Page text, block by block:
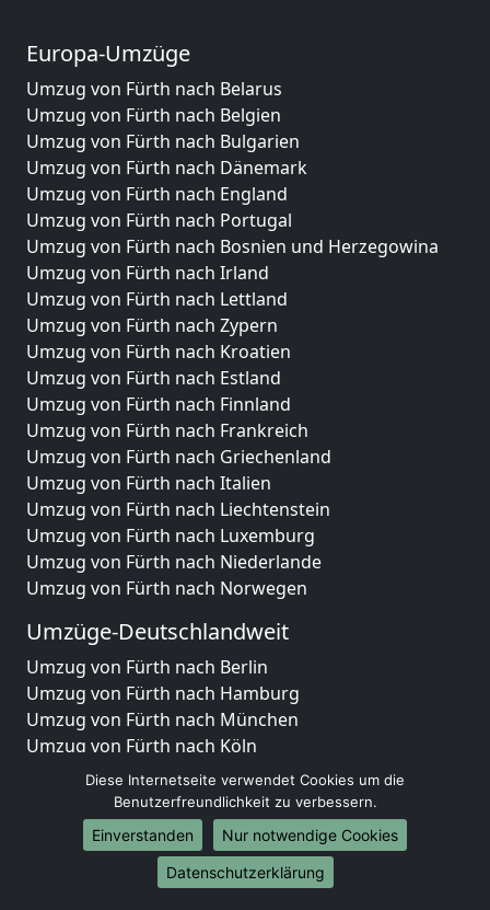
Europa-Umzüge
Umzug von Fürth nach Belarus
Umzug von Fürth nach Belgien
Umzug von Fürth nach Bulgarien
Umzug von Fürth nach Dänemark
Umzug von Fürth nach England
Umzug von Fürth nach Portugal
Umzug von Fürth nach Bosnien und Herzegowina
Umzug von Fürth nach Irland
Umzug von Fürth nach Lettland
Umzug von Fürth nach Zypern
Umzug von Fürth nach Kroatien
Umzug von Fürth nach Estland
Umzug von Fürth nach Finnland
Umzug von Fürth nach Frankreich
Umzug von Fürth nach Griechenland
Umzug von Fürth nach Italien
Umzug von Fürth nach Liechtenstein
Umzug von Fürth nach Luxemburg
Umzug von Fürth nach Niederlande
Umzug von Fürth nach Norwegen
Umzüge-Deutschlandweit
Umzug von Fürth nach Berlin
Umzug von Fürth nach Hamburg
Umzug von Fürth nach München
Umzug von Fürth nach Köln
Umzug von Fürth nach Frankfurt am Main
Umzug von Fürth nach Stuttgart
Umzug von Fürth nach Düsseldorf
Umzug von Fürth nach Leipzig
Umzug von Fürth nach Dortmund
Diese Internetseite verwendet Cookies um die
Benutzerfreundlichkeit zu verbessern.
Einverstanden
Nur notwendige Cookies
Datenschutzerklärung